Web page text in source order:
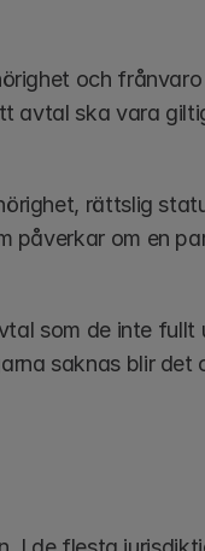
och
avtal ska vara
rättslig
påverkar om en
som de inte fullt
saknas blir det